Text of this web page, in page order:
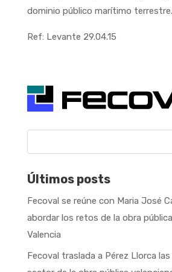
dominio público marítimo terrestre.
Ref: Levante 29.04.15
Últimos posts
Fecoval se reúne con Maria José
abordar los retos de la obra
Valencia
Fecoval traslada a Pérez Llorca